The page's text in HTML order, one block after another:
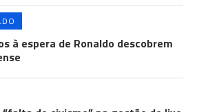
à espera de Ronaldo descobrem